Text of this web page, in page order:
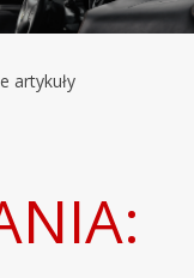
artykuły